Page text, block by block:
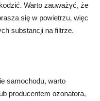
Warto zauważyć, że
się w powietrzu, więc
substancji na filtrze.
samochodu, warto
producentem ozonatora,